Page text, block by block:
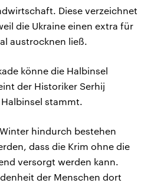
Diese verzeichnet
die Ukraine einen extra für
austrocknen ließ.
könne die Halbinsel
der Historiker Serhij
stammt.
hindurch bestehen
dass die Krim ohne die
versorgt werden kann.
der Menschen dort